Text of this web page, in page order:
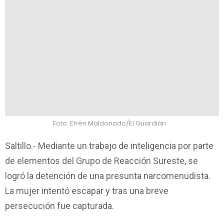
Foto: Efrén Maldonado/El Guardián
Saltillo.- Mediante un trabajo de inteligencia por parte
de elementos del Grupo de Reacción Sureste, se
logró la detención de una presunta narcomenudista.
La mujer intentó escapar y tras una breve
persecución fue capturada.